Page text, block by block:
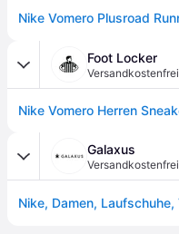
Foot Locker
Versandkostenfrei
Galaxus
Versandkostenfrei